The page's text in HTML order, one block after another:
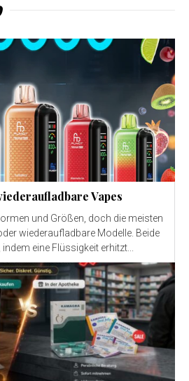
Vapes
und Größen, doch die meisten
wiederaufladbare Modelle. Beide
eine Flüssigkeit erhitzt...